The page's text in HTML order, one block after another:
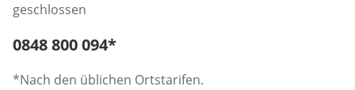
geschlossen
Telefonnummer:
0848 800 094*
*Nach den üblichen Ortstarifen.